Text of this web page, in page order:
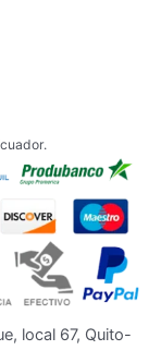
local 67, Quito-